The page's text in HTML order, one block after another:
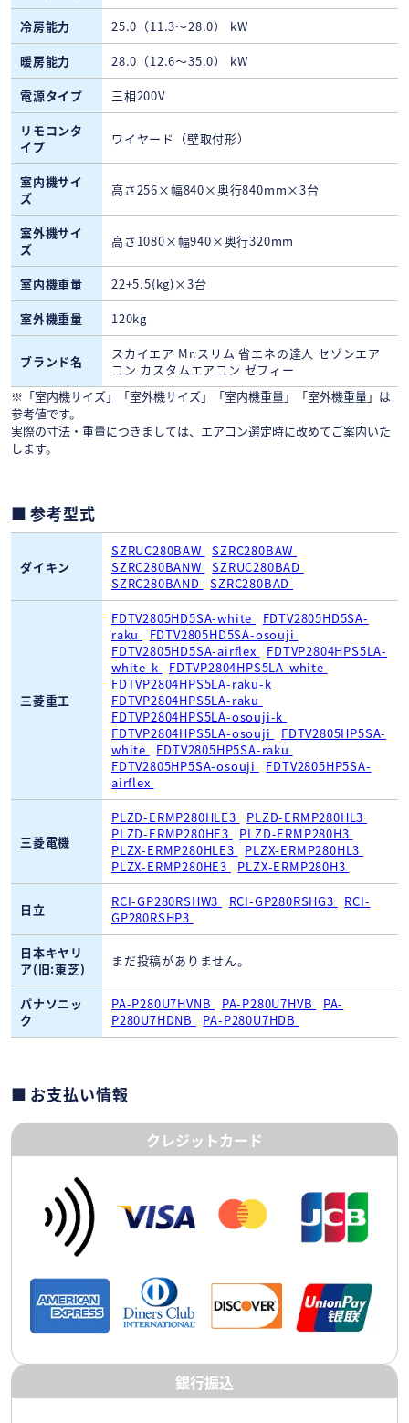
冷房能力
25.0（11.3～28.0） kW
暖房能力
28.0（12.6～35.0） kW
電源タイプ
三相200V
リモコンタ
イプ
ワイヤード（壁取付形）
室内機サイ
ズ
高さ256×幅840×奥行840mm×3台
室外機サイ
ズ
高さ1080×幅940×奥行320mm
室内機重量
22+5.5(kg)×3台
室外機重量
120kg
ブランド名
スカイエア Mr.スリム 省エネの達人 セゾンエア
コン カスタムエアコン ゼフィー
※「室内機サイズ」「室外機サイズ」「室内機重量」「室外機重量」は
参考値です。
実際の寸法・重量につきましては、エアコン選定時に改めてご案内いた
します。
参考型式
ダイキン
SZRUC280BAW
SZRC280BAW
SZRC280BANW
SZRUC280BAD
SZRC280BAND
SZRC280BAD
三菱重工
FDTV2805HD5SA-white
FDTV2805HD5SA-
raku
FDTV2805HD5SA-osouji
FDTV2805HD5SA-airflex
FDTVP2804HPS5LA-
white-k
FDTVP2804HPS5LA-white
FDTVP2804HPS5LA-raku-k
FDTVP2804HPS5LA-raku
FDTVP2804HPS5LA-osouji-k
FDTVP2804HPS5LA-osouji
FDTV2805HP5SA-
white
FDTV2805HP5SA-raku
FDTV2805HP5SA-osouji
FDTV2805HP5SA-
airflex
三菱電機
PLZD-ERMP280HLE3
PLZD-ERMP280HL3
PLZD-ERMP280HE3
PLZD-ERMP280H3
PLZX-ERMP280HLE3
PLZX-ERMP280HL3
PLZX-ERMP280HE3
PLZX-ERMP280H3
日立 RCI-GP280RSHW3 RCI-GP280RSHG3
RCI-
GP280RSHP3
日本キヤリ
ア(旧:東芝)
まだ投稿がありません。
パナソニッ
ク
PA-P280U7HVNB PA-P280U7HVB
PA-
P280U7HDNB
PA-P280U7HDB
お支払い情報
クレジットカード
銀行振込